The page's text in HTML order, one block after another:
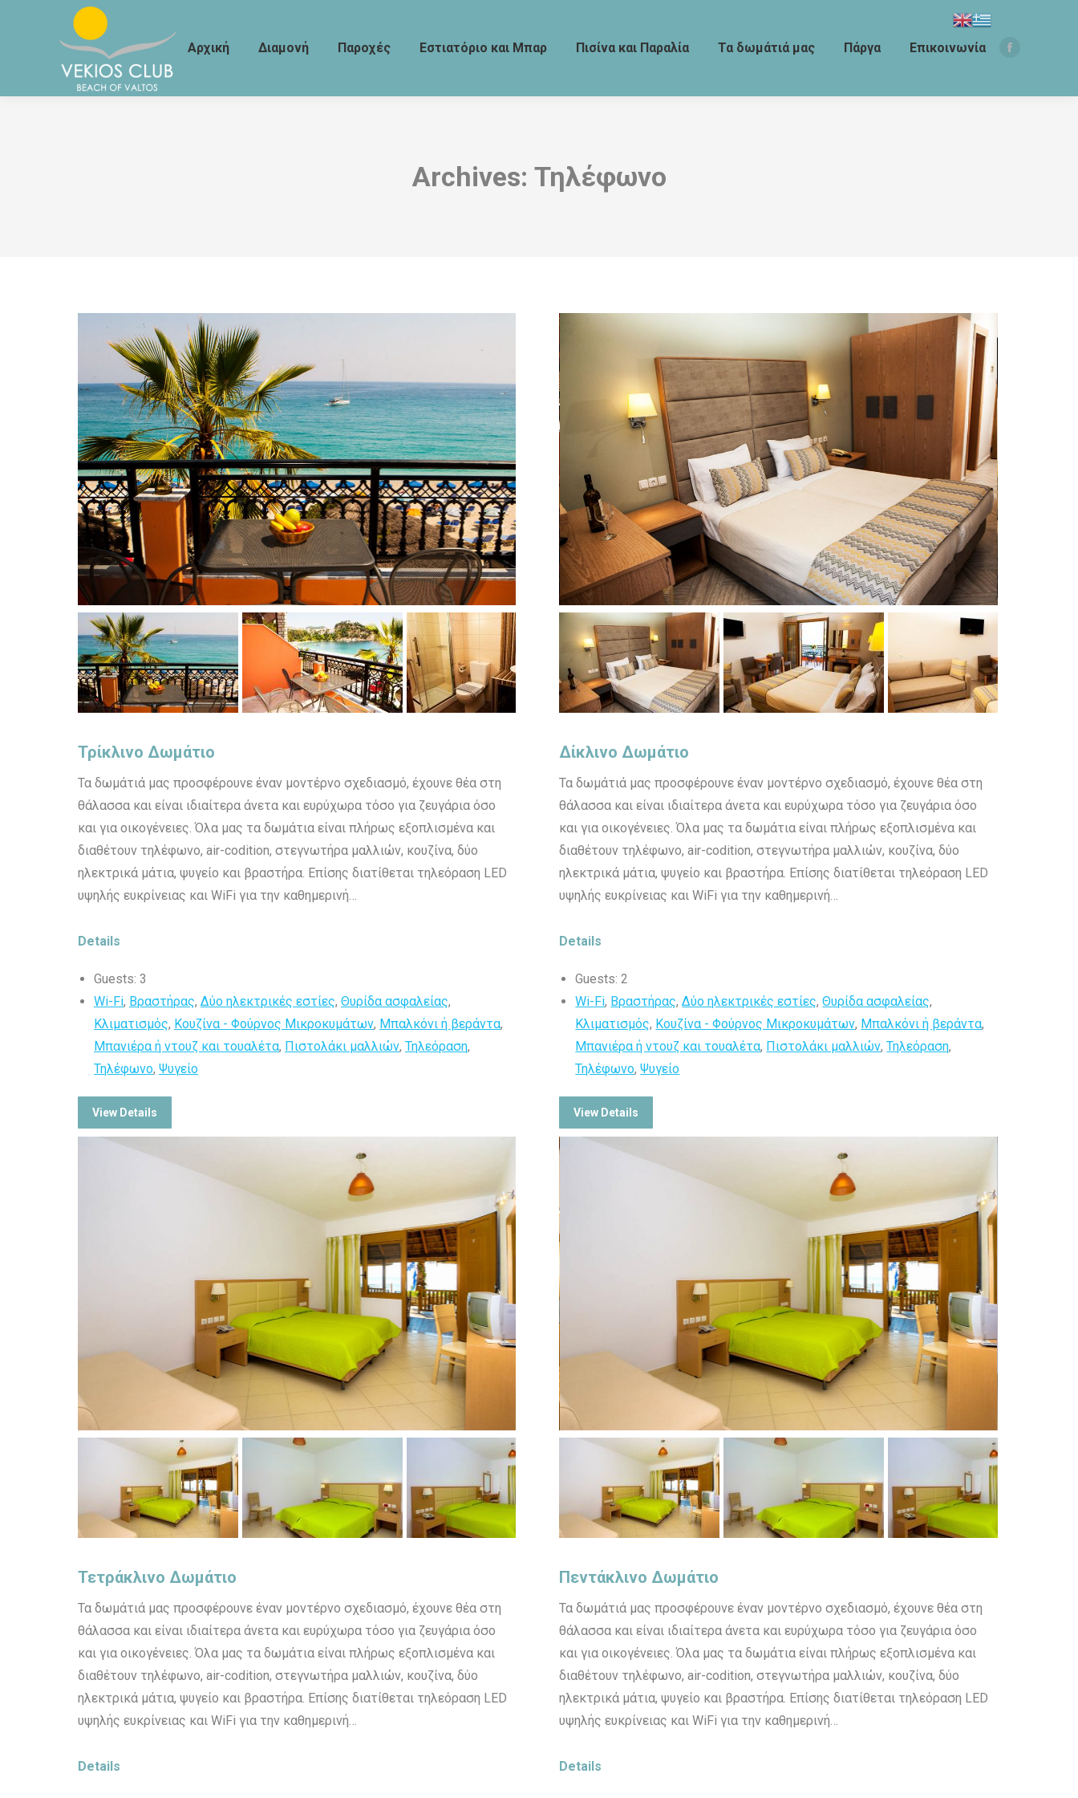
Αρχική Διαμονή Παροχές Εστιατόριο και Μπαρ Πισίνα και Παραλία Τα δωμάτιά μας Πάργα Επικοινωνία
Facebook
Archives: Τηλέφωνο
Τρίκλινο Δωμάτιο
Τα δωμάτιά μας προσφέρουνε έναν μοντέρνο σχεδιασμό, έχουνε θέα στη
θάλασσα και είναι ιδιαίτερα άνετα και ευρύχωρα τόσο για ζευγάρια όσο
και για οικογένειες. Όλα μας τα δωμάτια είναι πλήρως εξοπλισμένα και
διαθέτουν τηλέφωνο, air-codition, στεγνωτήρα μαλλιών, κουζίνα, δύο
ηλεκτρικά μάτια, ψυγείο και βραστήρα. Επίσης διατίθεται τηλεόραση LED
υψηλής ευκρίνειας και WiFi για την καθημερινή…
Details
Guests: 3
Wi-Fi, Βραστήρας, Δύο ηλεκτρικές εστίες, Θυρίδα ασφαλείας,
Κλιματισμός, Κουζίνα - Φούρνος Μικροκυμάτων, Μπαλκόνι ή βεράντα,
Μπανιέρα ή ντουζ και τουαλέτα, Πιστολάκι μαλλιών, Τηλεόραση,
Τηλέφωνο, Ψυγείο
View Details
Δίκλινο Δωμάτιο
Τα δωμάτιά μας προσφέρουνε έναν μοντέρνο σχεδιασμό, έχουνε θέα στη
θάλασσα και είναι ιδιαίτερα άνετα και ευρύχωρα τόσο για ζευγάρια όσο
και για οικογένειες. Όλα μας τα δωμάτια είναι πλήρως εξοπλισμένα και
διαθέτουν τηλέφωνο, air-codition, στεγνωτήρα μαλλιών, κουζίνα, δύο
ηλεκτρικά μάτια, ψυγείο και βραστήρα. Επίσης διατίθεται τηλεόραση LED
υψηλής ευκρίνειας και WiFi για την καθημερινή…
Details
Guests: 2
Wi-Fi, Βραστήρας,Δύο ηλεκτρικές εστίες,Θυρίδα ασφαλείας,
Κλιματισμός, Κουζίνα - Φούρνος Μικροκυμάτων, Μπαλκόνι ή βεράντα,
Μπανιέρα ή ντουζ και τουαλέτα, Πιστολάκι μαλλιών,Τηλεόραση,
Τηλέφωνο,Ψυγείο
View Details
Τετράκλινο Δωμάτιο
Τα δωμάτιά μας προσφέρουνε έναν μοντέρνο σχεδιασμό, έχουνε θέα στη
θάλασσα και είναι ιδιαίτερα άνετα και ευρύχωρα τόσο για ζευγάρια όσο
και για οικογένειες. Όλα μας τα δωμάτια είναι πλήρως εξοπλισμένα και
διαθέτουν τηλέφωνο, air-codition, στεγνωτήρα μαλλιών, κουζίνα, δύο
ηλεκτρικά μάτια, ψυγείο και βραστήρα. Επίσης διατίθεται τηλεόραση LED
υψηλής ευκρίνειας και WiFi για την καθημερινή…
Details
Πεντάκλινο Δωμάτιο
Τα δωμάτιά μας προσφέρουνε έναν μοντέρνο σχεδιασμό, έχουνε θέα στη
θάλασσα και είναι ιδιαίτερα άνετα και ευρύχωρα τόσο για ζευγάρια όσο
και για οικογένειες. Όλα μας τα δωμάτια είναι πλήρως εξοπλισμένα και
διαθέτουν τηλέφωνο, air-codition, στεγνωτήρα μαλλιών, κουζίνα, δύο
ηλεκτρικά μάτια, ψυγείο και βραστήρα. Επίσης διατίθεται τηλεόραση LED
υψηλής ευκρίνειας και WiFi για την καθημερινή…
Details